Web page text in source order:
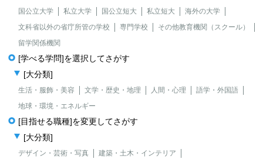
国公立大学 私立大学 国公立短大 私立短大
海外の大学
文科省以外の省庁所管の学校
専門学校
その他教育機関（スクール）
留学関係機関
[学べる学問]を選択してさがす
[大分類]
生活・服飾・美容 文学・歴史・地理 人間・心理
語学・外国語
地球・環境・エネルギー
[目指せる職種]を変更してさがす
[大分類]
デザイン・芸術・写真
建築・土木・インテリア